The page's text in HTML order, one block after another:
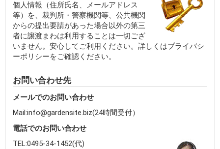
個人情報（住所氏名、メールアドレス
等）を、裁判所・警察機関等、公共機関
からの提出要請があった場合以外の第三
者に譲渡まわは利用することは一切ござ
いません。安心してご利用ください。詳しくはプライバシ
ーポリシーをご確認ください。
お問い合わせ先
メールでのお問い合わせ
Mail:info@gardensite.biz(24時間受付）
電話でのお問い合わせ
TEL:0495-34-1452(代)